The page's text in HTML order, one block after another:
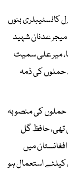
کہا کہ 2 ستمبر 2025 کو فیڈرل کانسٹیبلری بنوں
عدنان شہید
میر علی سمیت
حملوں کی ذمہ
حملوں کی منصوبہ
تھی، حافظ گل
میں
استعمال ہو